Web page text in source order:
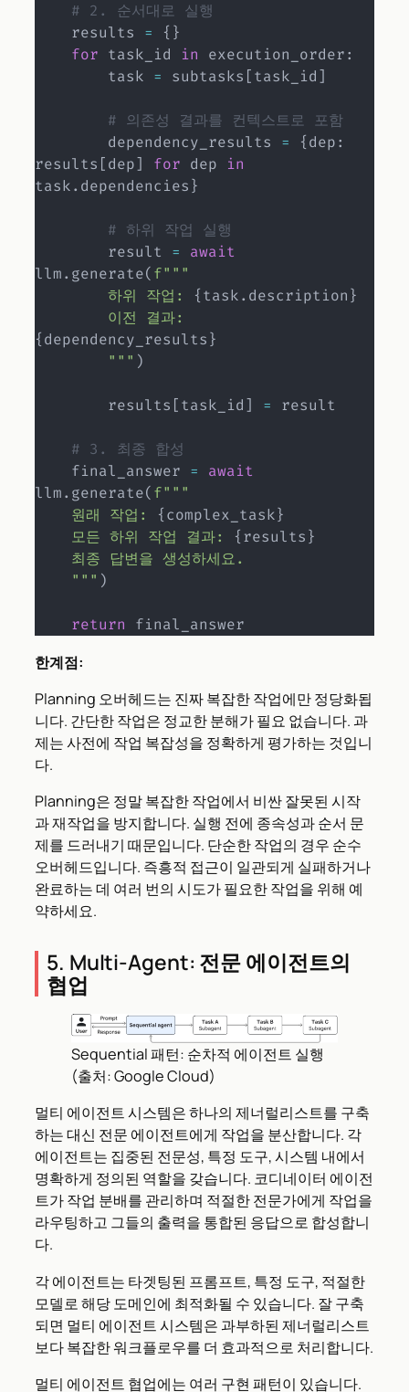
# 2. 순서대로 실행
    results
= { }
for task_id in execution_order:
        task
= subtasks [task_id]
# 의존성 결과를 컨텍스트로 포함
        dependency_results
= {dep:
results [dep] for dep in
task. dependencies}
# 하위 작업 실행
        result
=
await
llm. generate(f"""
        하위 작업:
{task. description}
{dependency_results}
        """
)
        results
[task_id] = result
# 3. 최종 합성
    final_answer
=
await
llm. generate(f"""
    원래 작업:
{complex_task}
    모든 하위 작업 결과:
{results}
    """
)
return final_answer
한계점:
Planning 오버헤드는 진짜 복잡한 작업에만 정당화됩
니다. 간단한 작업은 정교한 분해가 필요 없습니다. 과
제는 사전에 작업 복잡성을 정확하게 평가하는 것입니
다.
Planning은 정말 복잡한 작업에서 비싼 잘못된 시작
과 재작업을 방지합니다. 실행 전에 종속성과 순서 문
제를 드러내기 때문입니다. 단순한 작업의 경우 순수
오버헤드입니다. 즉흥적 접근이 일관되게 실패하거나
완료하는 데 여러 번의 시도가 필요한 작업을 위해 예
약하세요.
5. Multi-Agent: 전문 에이전트의
협업
Sequential 패턴: 순차적 에이전트 실행
(출처: Google Cloud)
멀티 에이전트 시스템은 하나의 제너럴리스트를 구축
하는 대신 전문 에이전트에게 작업을 분산합니다. 각
에이전트는 집중된 전문성, 특정 도구, 시스템 내에서
명확하게 정의된 역할을 갖습니다. 코디네이터 에이전
트가 작업 분배를 관리하며 적절한 전문가에게 작업을
라우팅하고 그들의 출력을 통합된 응답으로 합성합니
다.
각 에이전트는 타겟팅된 프롬프트, 특정 도구, 적절한
모델로 해당 도메인에 최적화될 수 있습니다. 잘 구축
되면 멀티 에이전트 시스템은 과부하된 제너럴리스트
보다 복잡한 워크플로우를 더 효과적으로 처리합니다.
멀티 에이전트 협업에는 여러 구현 패턴이 있습니다.